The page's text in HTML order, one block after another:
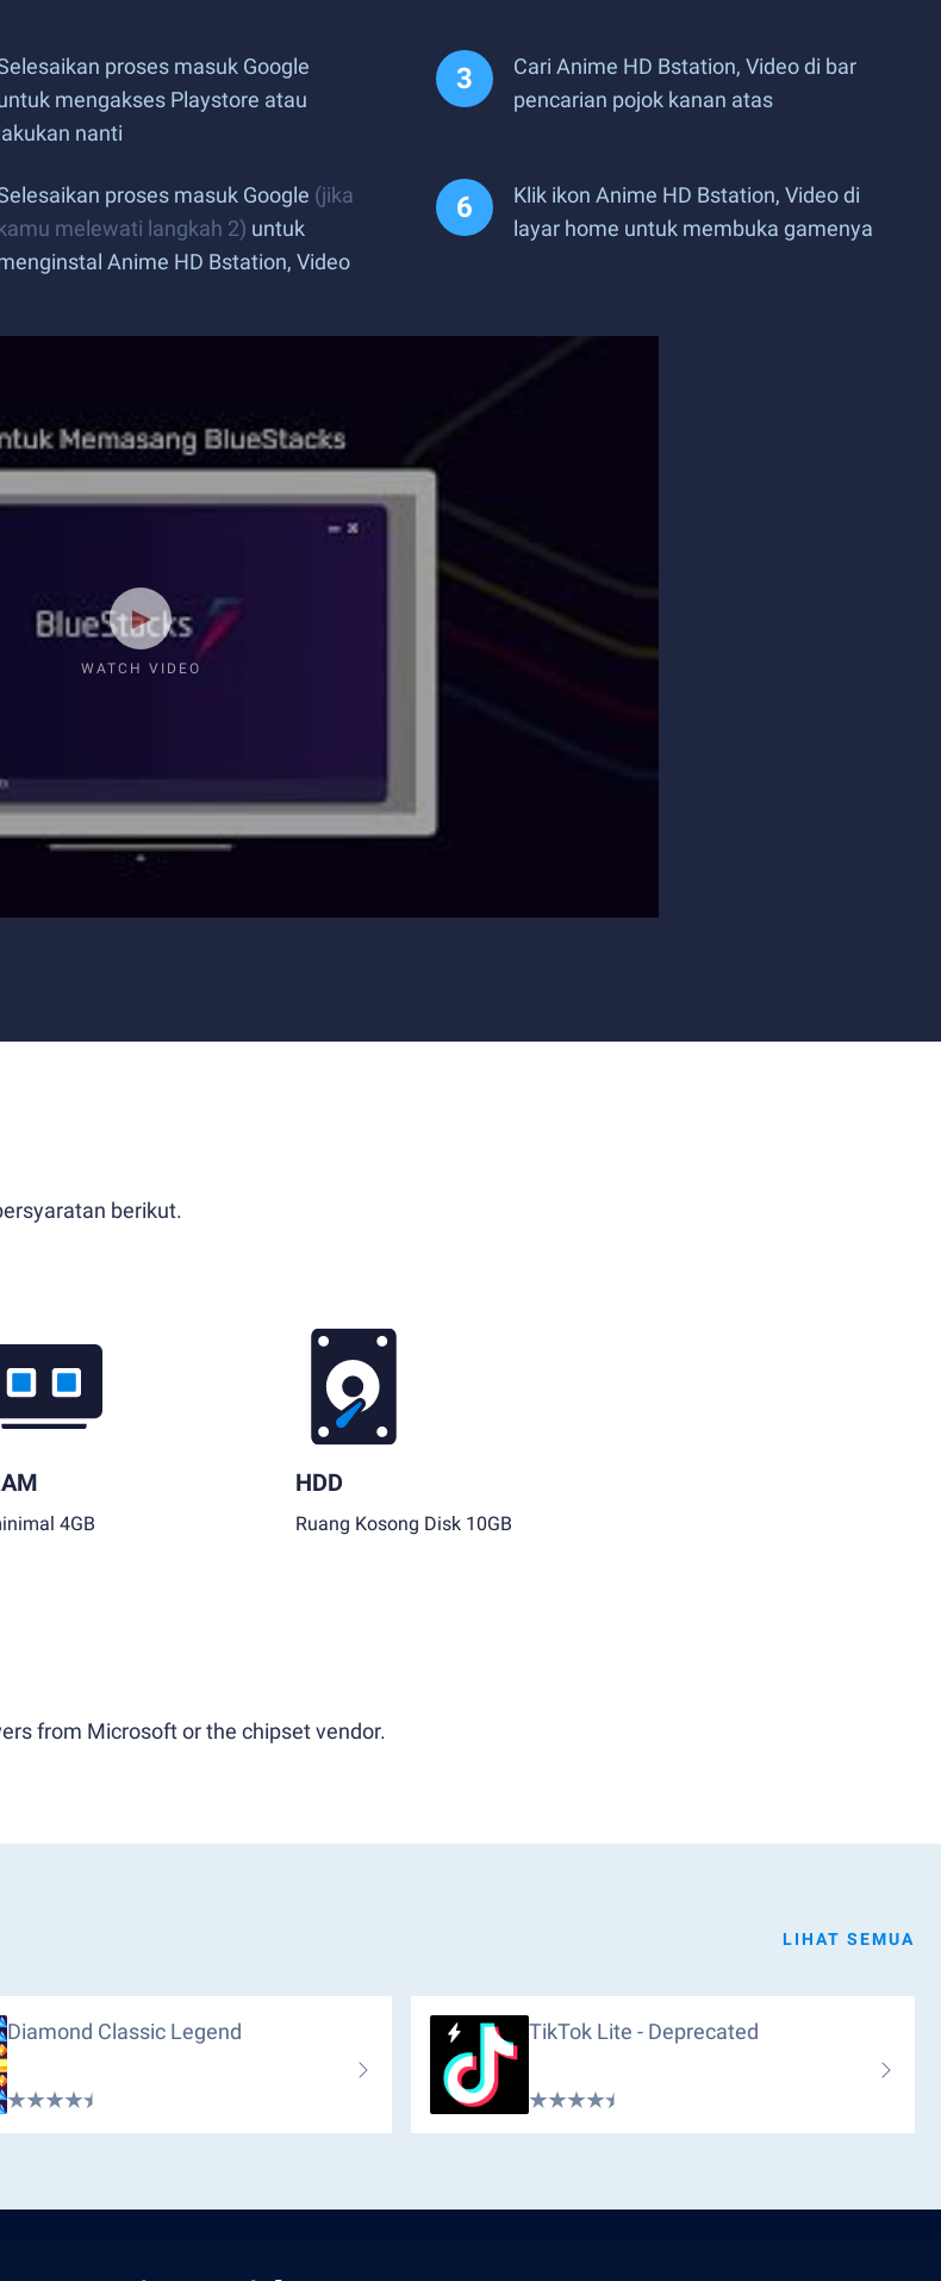
proses masuk Google
mengakses Playstore atau
nanti
Cari Anime HD Bstation, Video di bar
pencarian pojok kanan atas
proses masuk Google (jika
melewati langkah 2) untuk
Anime HD Bstation, Video
Klik ikon Anime HD Bstation, Video di
layar home untuk membuka gamenya
WATCH VIDEO
berikut.
4GB
HDD
Ruang Kosong Disk 10GB
from Microsoft or the chipset vendor.
LIHAT SEMUA
Diamond Classic Legend TikTok Lite - Deprecated